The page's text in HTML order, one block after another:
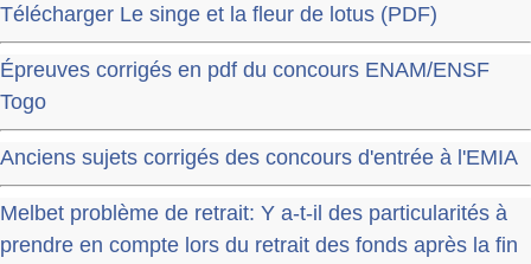
Télécharger Le singe et la fleur de lotus (PDF)
Épreuves corrigés en pdf du concours ENAM/ENSF
Togo
Anciens sujets corrigés des concours d'entrée à l'EMIA
Melbet problème de retrait: Y a-t-il des particularités à
prendre en compte lors du retrait des fonds après la fin